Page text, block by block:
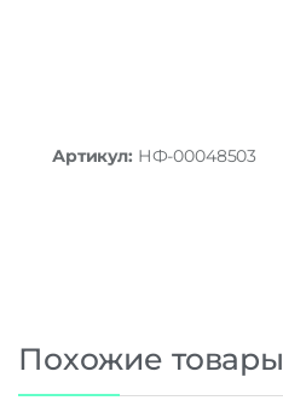
Артикул: НФ-00048503
Похожие товары